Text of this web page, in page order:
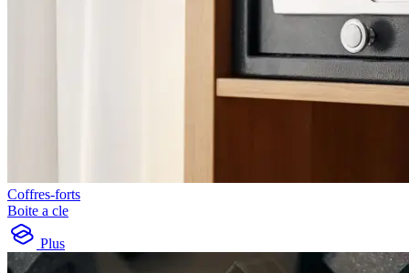
Coffres-forts
Boite a cle
Plus